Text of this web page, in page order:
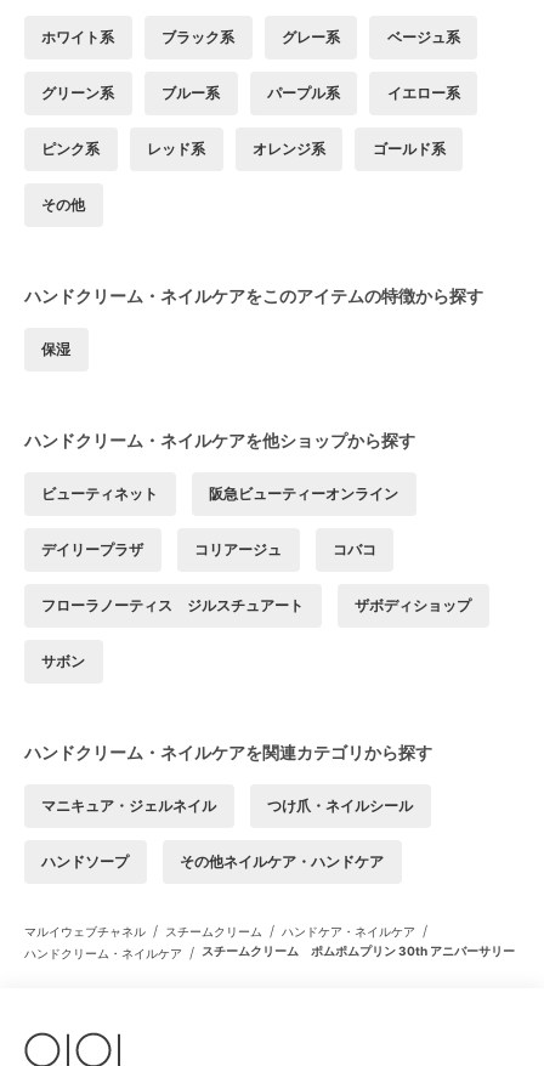
ホワイト系 ブラック系 グレー系 ベージュ系
グリーン系 ブルー系 パープル系 イエロー系
ピンク系 レッド系 オレンジ系 ゴールド系
その他
ハンドクリーム・ネイルケアをこのアイテムの特徴から探す
保湿
ハンドクリーム・ネイルケアを他ショップから探す
ビューティネット 阪急ビューティーオンライン
デイリープラザ コリアージュ コバコ
フローラノーティス ジルスチュアート ザボディショップ
サボン
ハンドクリーム・ネイルケアを関連カテゴリから探す
マニキュア・ジェルネイル つけ爪・ネイルシール
ハンドソープ その他ネイルケア・ハンドケア
マルイウェブチャネル / スチームクリーム / ハンドケア・ネイルケア /
ハンドクリーム・ネイルケア / スチームクリーム ポムポムプリン 30th アニバーサリー